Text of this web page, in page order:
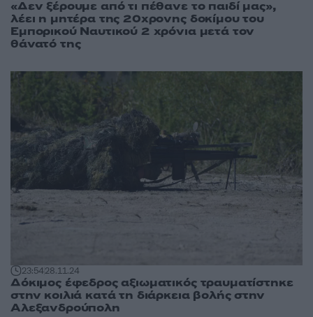
«Δεν ξέρουμε από τι πέθανε το παιδί μας»,
λέει η μητέρα της 20χρονης δοκίμου του
Εμπορικού Ναυτικού 2 χρόνια μετά τον
θάνατό της
23:5428.11.24
Δόκιμος έφεδρος αξιωματικός τραυματίστηκε
στην κοιλιά κατά τη διάρκεια βολής στην
Αλεξανδρούπολη